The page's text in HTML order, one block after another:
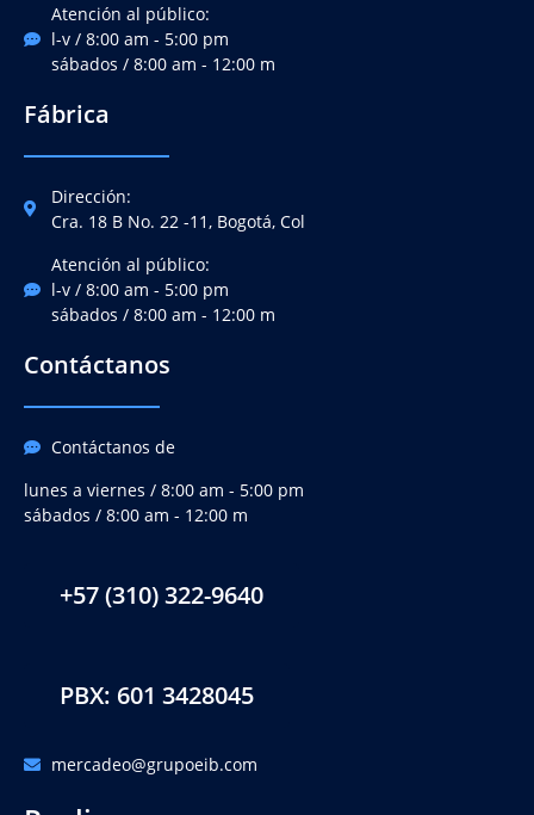
Atención al público:
l-v / 8:00 am - 5:00 pm
sábados / 8:00 am - 12:00 m
Fábrica
Dirección:
Cra. 18 B No. 22 -11, Bogotá, Col
Atención al público:
l-v / 8:00 am - 5:00 pm
sábados / 8:00 am - 12:00 m
Contáctanos
Contáctanos de
lunes a viernes / 8:00 am - 5:00 pm
sábados / 8:00 am - 12:00 m
+57 (310) 322-9640
PBX: 601 3428045
mercadeo@grupoeib.com